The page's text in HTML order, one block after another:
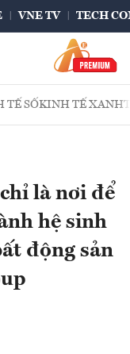
VNE TV TECH
TẾ SỐKINH TẾ XANH
là nơi để
hệ sinh
động sản